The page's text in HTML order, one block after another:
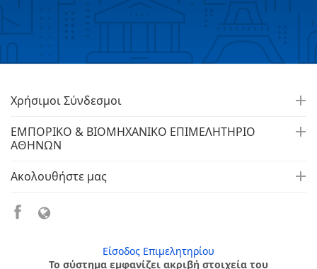
Χρήσιμοι Σύνδεσμοι
ΕΜΠΟΡΙΚΟ & ΒΙΟΜΗΧΑΝΙΚΟ ΕΠΙΜΕΛΗΤΗΡΙΟ
ΑΘΗΝΩΝ
Ακολουθήστε μας
Είσοδος Επιμελητηρίου
Το σύστημα εμφανίζει ακριβή στοιχεία του